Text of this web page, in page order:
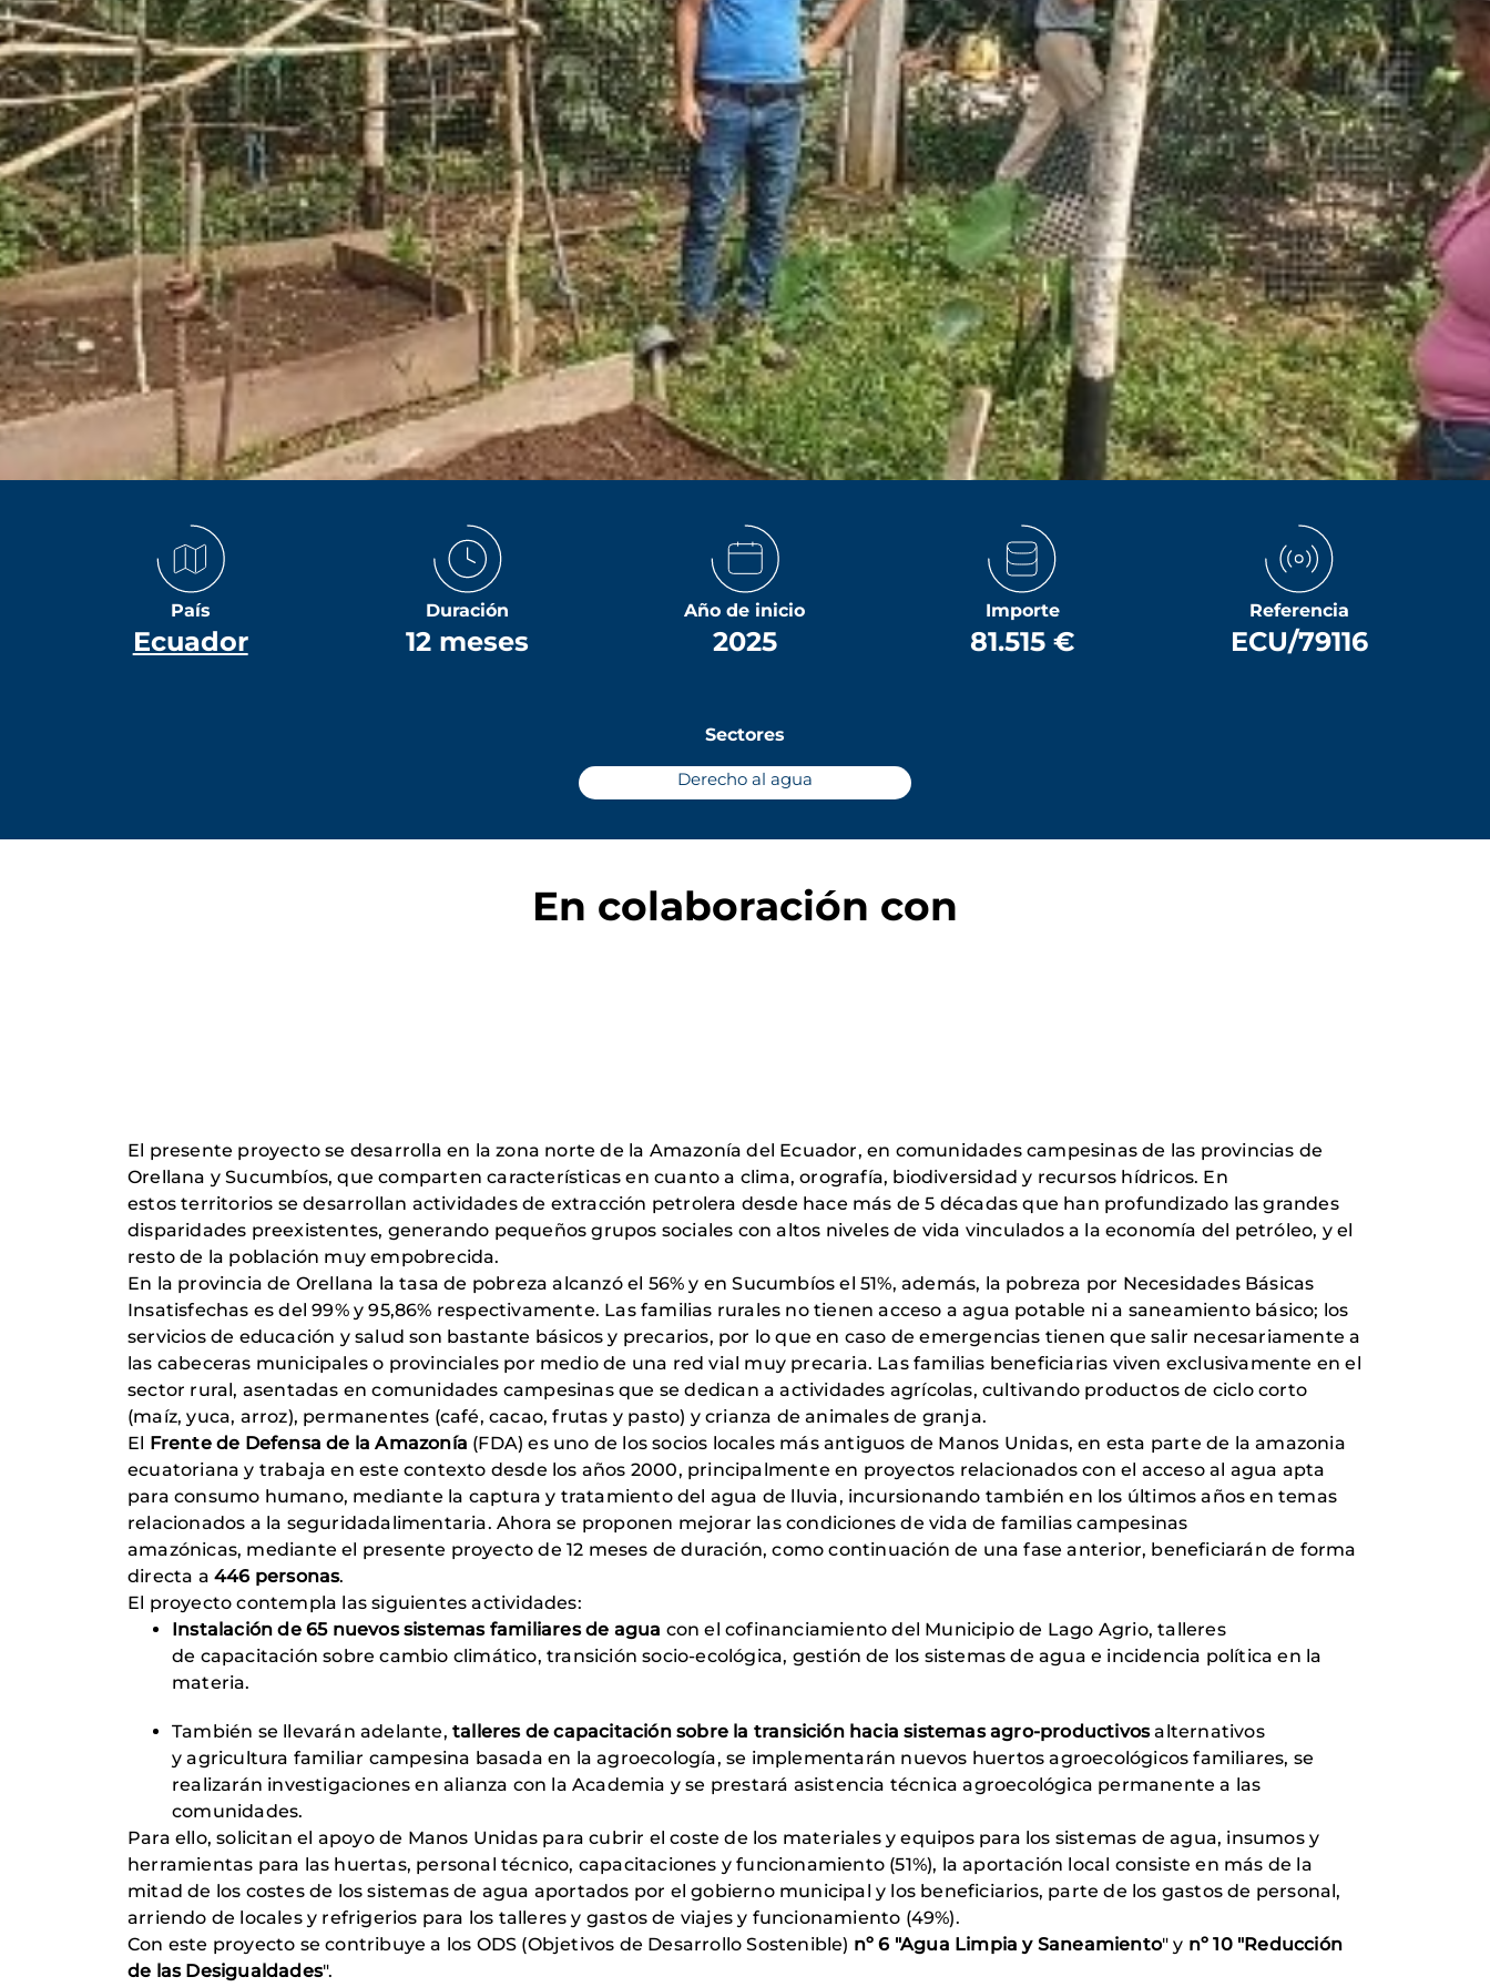
País
Ecuador
Duración
12 meses
Año de inicio
2025
Importe
81.515 €
Referencia
ECU/79116
Sectores
Derecho al agua
En colaboración con
El presente proyecto se desarrolla en la zona norte de la Amazonía del Ecuador, en comunidades campesinas de las provincias de
Orellana y Sucumbíos, que comparten características en cuanto a clima, orografía, biodiversidad y recursos hídricos. En
estos territorios se desarrollan actividades de extracción petrolera desde hace más de 5 décadas que han profundizado las grandes
disparidades preexistentes, generando pequeños grupos sociales con altos niveles de vida vinculados a la economía del petróleo, y el
resto de la población muy empobrecida.
En la provincia de Orellana la tasa de pobreza alcanzó el 56% y en Sucumbíos el 51%, además, la pobreza por Necesidades Básicas
Insatisfechas es del 99% y 95,86% respectivamente. Las familias rurales no tienen acceso a agua potable ni a saneamiento básico; los
servicios de educación y salud son bastante básicos y precarios, por lo que en caso de emergencias tienen que salir necesariamente a
las cabeceras municipales o provinciales por medio de una red vial muy precaria. Las familias beneficiarias viven exclusivamente en el
sector rural, asentadas en comunidades campesinas que se dedican a actividades agrícolas, cultivando productos de ciclo corto
(maíz, yuca, arroz), permanentes (café, cacao, frutas y pasto) y crianza de animales de granja.
El Frente de Defensa de la Amazonía (FDA) es uno de los socios locales más antiguos de Manos Unidas, en esta parte de la amazonia
ecuatoriana y trabaja en este contexto desde los años 2000, principalmente en proyectos relacionados con el acceso al agua apta
para consumo humano, mediante la captura y tratamiento del agua de lluvia, incursionando también en los últimos años en temas
relacionados a la seguridadalimentaria. Ahora se proponen mejorar las condiciones de vida de familias campesinas
amazónicas, mediante el presente proyecto de 12 meses de duración, como continuación de una fase anterior, beneficiarán de forma
directa a 446 personas.
El proyecto contempla las siguientes actividades:
Instalación de 65 nuevos sistemas familiares de agua con el cofinanciamiento del Municipio de Lago Agrio, talleres
de capacitación sobre cambio climático, transición socio-ecológica, gestión de los sistemas de agua e incidencia política en la
materia.
También se llevarán adelante, talleres de capacitación sobre la transición hacia sistemas agro-productivosalternativos
y agricultura familiar campesina basada en la agroecología, se implementarán nuevos huertos agroecológicos familiares, se
realizarán investigaciones en alianza con la Academia y se prestará asistencia técnica agroecológica permanente a las
comunidades.
Para ello, solicitan el apoyo de Manos Unidas para cubrir el coste de los materiales y equipos para los sistemas de agua, insumos y
herramientas para las huertas, personal técnico, capacitaciones y funcionamiento (51%), la aportación local consiste en más de la
mitad de los costes de los sistemas de agua aportados por el gobierno municipal y los beneficiarios, parte de los gastos de personal,
arriendo de locales y refrigerios para los talleres y gastos de viajes y funcionamiento (49%).
Con este proyecto se contribuye a los ODS (Objetivos de Desarrollo Sostenible) nº 6 "Agua Limpia y Saneamiento" y nº 10 "Reducción
de las Desigualdades".